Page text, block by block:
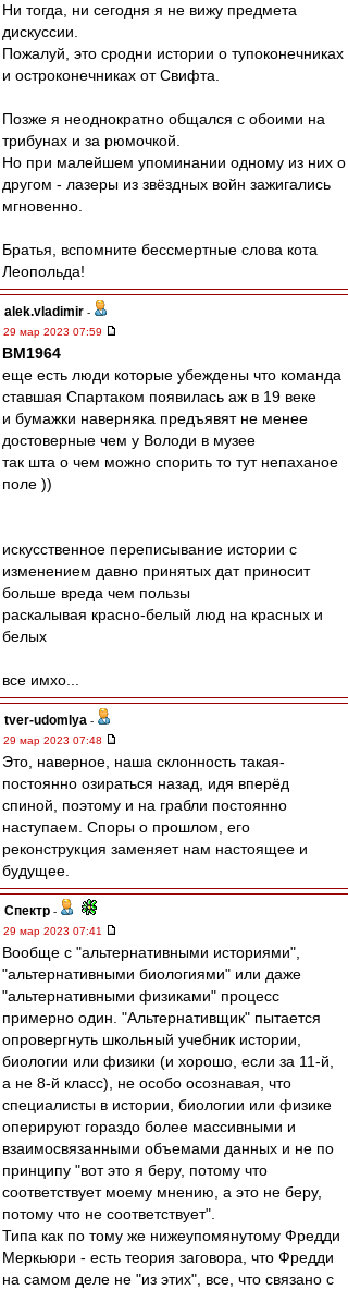
Ни тогда, ни сегодня я не вижу предмета
дискуссии.
Пожалуй, это сродни истории о тупоконечниках
и остроконечниках от Свифта.
Позже я неоднократно общался с обоими на
трибунах и за рюмочкой.
Но при малейшем упоминании одному из них о
другом - лазеры из звёздных войн зажигались
мгновенно.
Братья, вспомните бессмертные слова кота
Леопольда!
alek.vladimir -
29 мар 2023 07:59
BM1964
еще есть люди которые убеждены что команда
ставшая Спартаком появилась аж в 19 веке
и бумажки наверняка предъявят не менее
достоверные чем у Володи в музее
так шта о чем можно спорить то тут непаханое
поле ))
искусственное переписывание истории с
изменением давно принятых дат приносит
больше вреда чем пользы
раскалывая красно-белый люд на красных и
белых
все имхо...
tver-udomlya -
29 мар 2023 07:48
Это, наверное, наша склонность такая-
постоянно озираться назад, идя вперёд
спиной, поэтому и на грабли постоянно
наступаем. Споры о прошлом, его
реконструкция заменяет нам настоящее и
будущее.
Спектр -
29 мар 2023 07:41
Вообще с "альтернативными историями",
"альтернативными биологиями" или даже
"альтернативными физиками" процесс
примерно один. "Альтернативщик" пытается
опровергнуть школьный учебник истории,
биологии или физики (и хорошо, если за 11-й,
а не 8-й класс), не особо осознавая, что
специалисты в истории, биологии или физике
оперируют гораздо более массивными и
взаимосвязанными объемами данных и не по
принципу "вот это я беру, потому что
соответствует моему мнению, а это не беру,
потому что не соответствует".
Типа как по тому же нижеупомянутому Фредди
Меркьюри - есть теория заговора, что Фредди
на самом деле не "из этих", все, что связано с